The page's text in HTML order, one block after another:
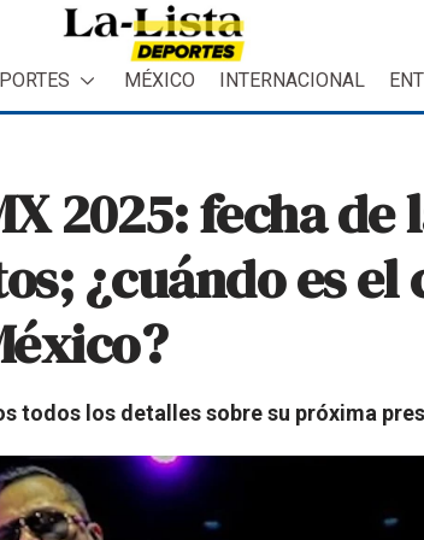
MÉXICO INTERNACIONAL
2025: fecha de
¿cuándo es
todos los detalles sobre su próxima